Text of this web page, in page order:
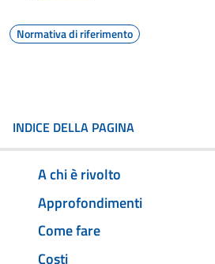
Normativa di riferimento
INDICE DELLA PAGINA
A chi è rivolto
Approfondimenti
Come fare
Costi